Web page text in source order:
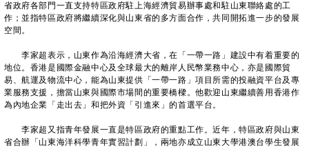
省政府各部門一直支持特區政府駐上海經濟貿易辦事處和駐山東聯絡處的工
作；並指特區政府將繼續深化與山東省的多方面合作，共同開拓進一步的發展
空間。
李家超表示，山東作為沿海經濟大省，在「一帶一路」建設中有着重要的
地位。香港是國際金融中心及全球最大的離岸人民幣業務中心，亦是國際貿
易、航運及物流中心，能為山東提供「一帶一路」項目所需的投融資平台及專
業服務支援，擔當山東與國際市場間的重要橋樑。他歡迎山東繼續善用香港作
為內地企業「走出去」和把外資「引進來」的首選平台。
李家超又指青年發展一直是特區政府的重點工作。近年，特區政府與山東
省合辦「山東海洋科學青年實習計劃」，兩地亦成立山東大學港澳台學生發展